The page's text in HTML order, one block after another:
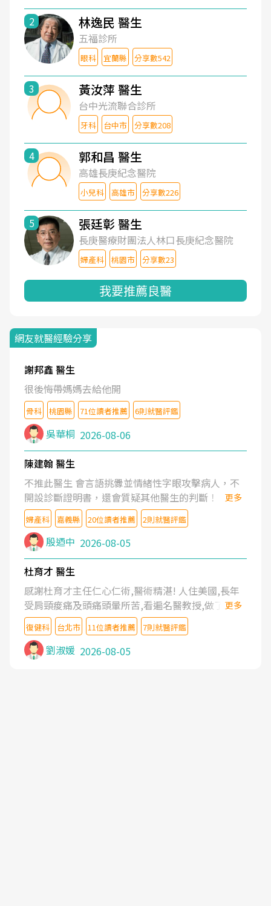
2 林逸民 醫生
五福診所
眼科 宜蘭縣 分享數542
3 黃汝萍 醫生
台中光流聯合診所
牙科 台中市 分享數208
4 郭和昌 醫生
高雄長庚紀念醫院
小兒科 高雄市 分享數226
5 張廷彰 醫生
長庚醫療財團法人林口長庚紀念醫院
婦產科 桃園市 分享數23
我要推薦良醫
網友就醫經驗分享
謝邦鑫 醫生
很後悔帶媽媽去給他開
骨科 桃園縣 71位讀者推薦 6則就醫評鑑
吳華桐 2026-08-06
陳建翰 醫生
不推此醫生 會言語挑釁並情緒性字眼攻擊病人，不
開設診斷證明書，還會質疑其他醫生的判斷！
更多
婦產科 嘉義縣 20位讀者推薦 2則就醫評鑑
殷迺中 2026-08-05
杜育才 醫生
感謝杜育才主任仁心仁術,醫術精湛! 人住美國,長年
受肩頸痠痛及頭痛頭暈所苦,看遍名醫教授,做了各種
檢查,也嘗試過西醫打針,中醫針灸及物理徒手治療都
沒有用,後來連吃到嗎啡類止痛藥都效果有限,只是壓
症狀,沒多久就痛起來,多年失眠嚴重影響生活品質.
台灣親友介紹忠孝醫院杜育才主任是頸頭症候群專
更多
復健科 台北市 11位讀者推薦 7則就醫評鑑
劉淑媛 2026-08-05